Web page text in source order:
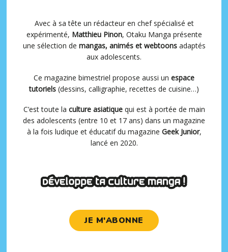
Avec à sa tête un rédacteur en chef spécialisé et
expérimenté, Matthieu Pinon, Otaku Manga présente
une sélection de mangas, animés et webtoonsadaptés
aux adolescents.
Ce magazine bimestriel propose aussi un espace
tutoriels (dessins, calligraphie, recettes de cuisine…)
C’est toute la culture asiatiquequi est à portée de main
des adolescents (entre 10 et 17 ans) dans un magazine
à la fois ludique et éducatif du magazine Geek Junior,
lancé en 2020.
JE M'ABONNE